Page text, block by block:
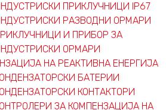
ПРИКЛУЧНИЦИ IP67
РАЗВОДНИ ОРМАРИ
И ПРИБОР ЗА
ОРМАРИ
НА РЕАКТИВНА ЕНЕРГИЈА
БАТЕРИИ
КОНТАКТОРИ
ЗА КОМПЕНЗАЦИЈА НА